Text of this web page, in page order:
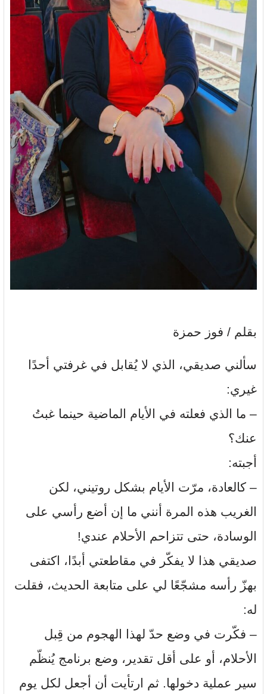
بقلم / فوز حمزة
سألني صديقي، الذي لا يُقابل في غرفتي أحدًا
غيري:
– ما الذي فعلته في الأيام الماضية حينما غبتُ
عنك؟
أجبته:
– كالعادة، مرّت الأيام بشكل روتيني، لكن
الغريب هذه المرة أنني ما إن أضع رأسي على
الوسادة، حتى تتزاحم الأحلام عندي!
صديقي هذا لا يفكّر في مقاطعتي أبدًا، اكتفى
بهزّ رأسه مشجّعًا لي على متابعة الحديث، فقلت
له:
– فكّرت في وضع حدّ لهذا الهجوم من قِبل
الأحلام، أو على أقل تقدير، وضع برنامج يُنظّم
سير عملية دخولها. ثم ارتأيت أن أجعل لكل يوم